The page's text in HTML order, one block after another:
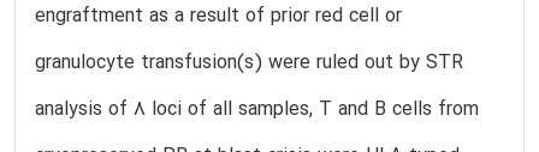
engraftment as a result of prior red cell or
granulocyte transfusion(s) were ruled out by STR
analysis of 8 loci of all samples, T and B cells from